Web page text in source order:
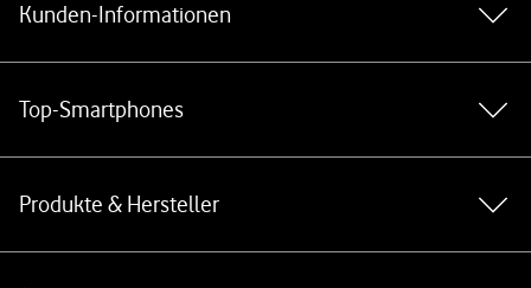
Kunden-Informationen
Top-Smartphones
Produkte & Hersteller